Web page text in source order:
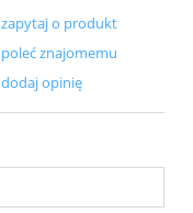
zapytaj o produkt
poleć znajomemu
dodaj opinię